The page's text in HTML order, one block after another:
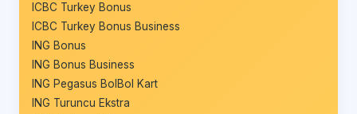
ICBC Turkey Bonus
ICBC Turkey Bonus Business
ING Bonus
ING Bonus Business
ING Pegasus BolBol Kart
ING Turuncu Ekstra